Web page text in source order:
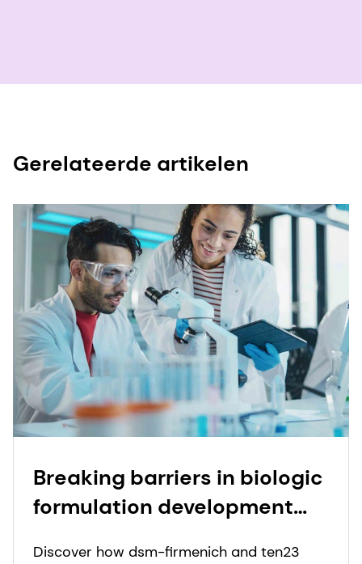
Gerelateerde artikelen
Breaking barriers in biologic
formulation development
Discover how dsm-firmenich and ten23